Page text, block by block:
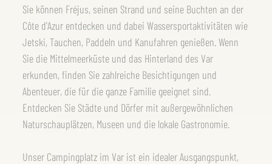
Sie können Fréjus, seinen Strand und seine Buchten an der
Côte d'Azur entdecken und dabei Wassersportaktivitäten wie
Jetski, Tauchen, Paddeln und Kanufahren genießen. Wenn
Sie die Mittelmeerküste und das Hinterland des Var
erkunden, finden Sie zahlreiche Besichtigungen und
Abenteuer, die für die ganze Familie geeignet sind.
Entdecken Sie Städte und Dörfer mit außergewöhnlichen
Naturschauplätzen, Museen und die lokale Gastronomie.
Unser Campingplatz im Var ist ein idealer Ausgangspunkt,